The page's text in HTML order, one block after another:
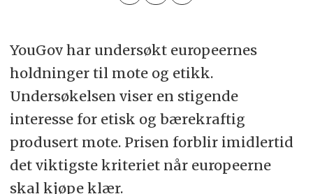
YouGov har undersøkt europeernes
holdninger til mote og etikk.
Undersøkelsen viser en stigende
interesse for etisk og bærekraftig
produsert mote. Prisen forblir imidlertid
det viktigste kriteriet når europeerne
skal kjøpe klær.